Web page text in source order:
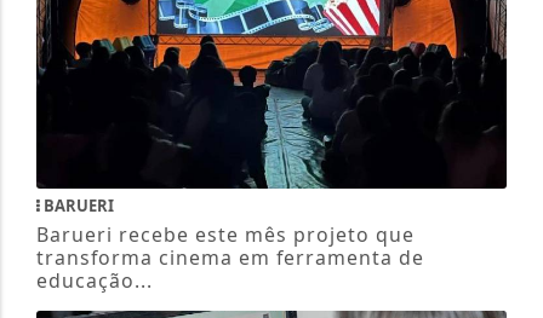
BARUERI
Barueri recebe este mês projeto que
transforma cinema em ferramenta de
educação...